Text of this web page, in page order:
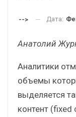
--> Дата:
Анатолий
Аналитики
объемы
выделяется
контент